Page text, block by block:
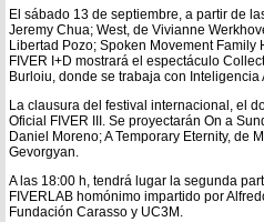
El sábado 13 de septiembre, a partir de
Jeremy Chua; West, de Vivianne
Libertad Pozo; Spoken Movement Family
FIVER I+D mostrará el espectáculo
Burloiu, donde se trabaja con
La clausura del festival internacional, el
Oficial FIVER III. Se proyectarán On a
Daniel Moreno; A Temporary Eternity, de
Gevorgyan.
A las 18:00 h, tendrá lugar la segunda
FIVERLAB homónimo impartido por
Fundación Carasso y UC3M.